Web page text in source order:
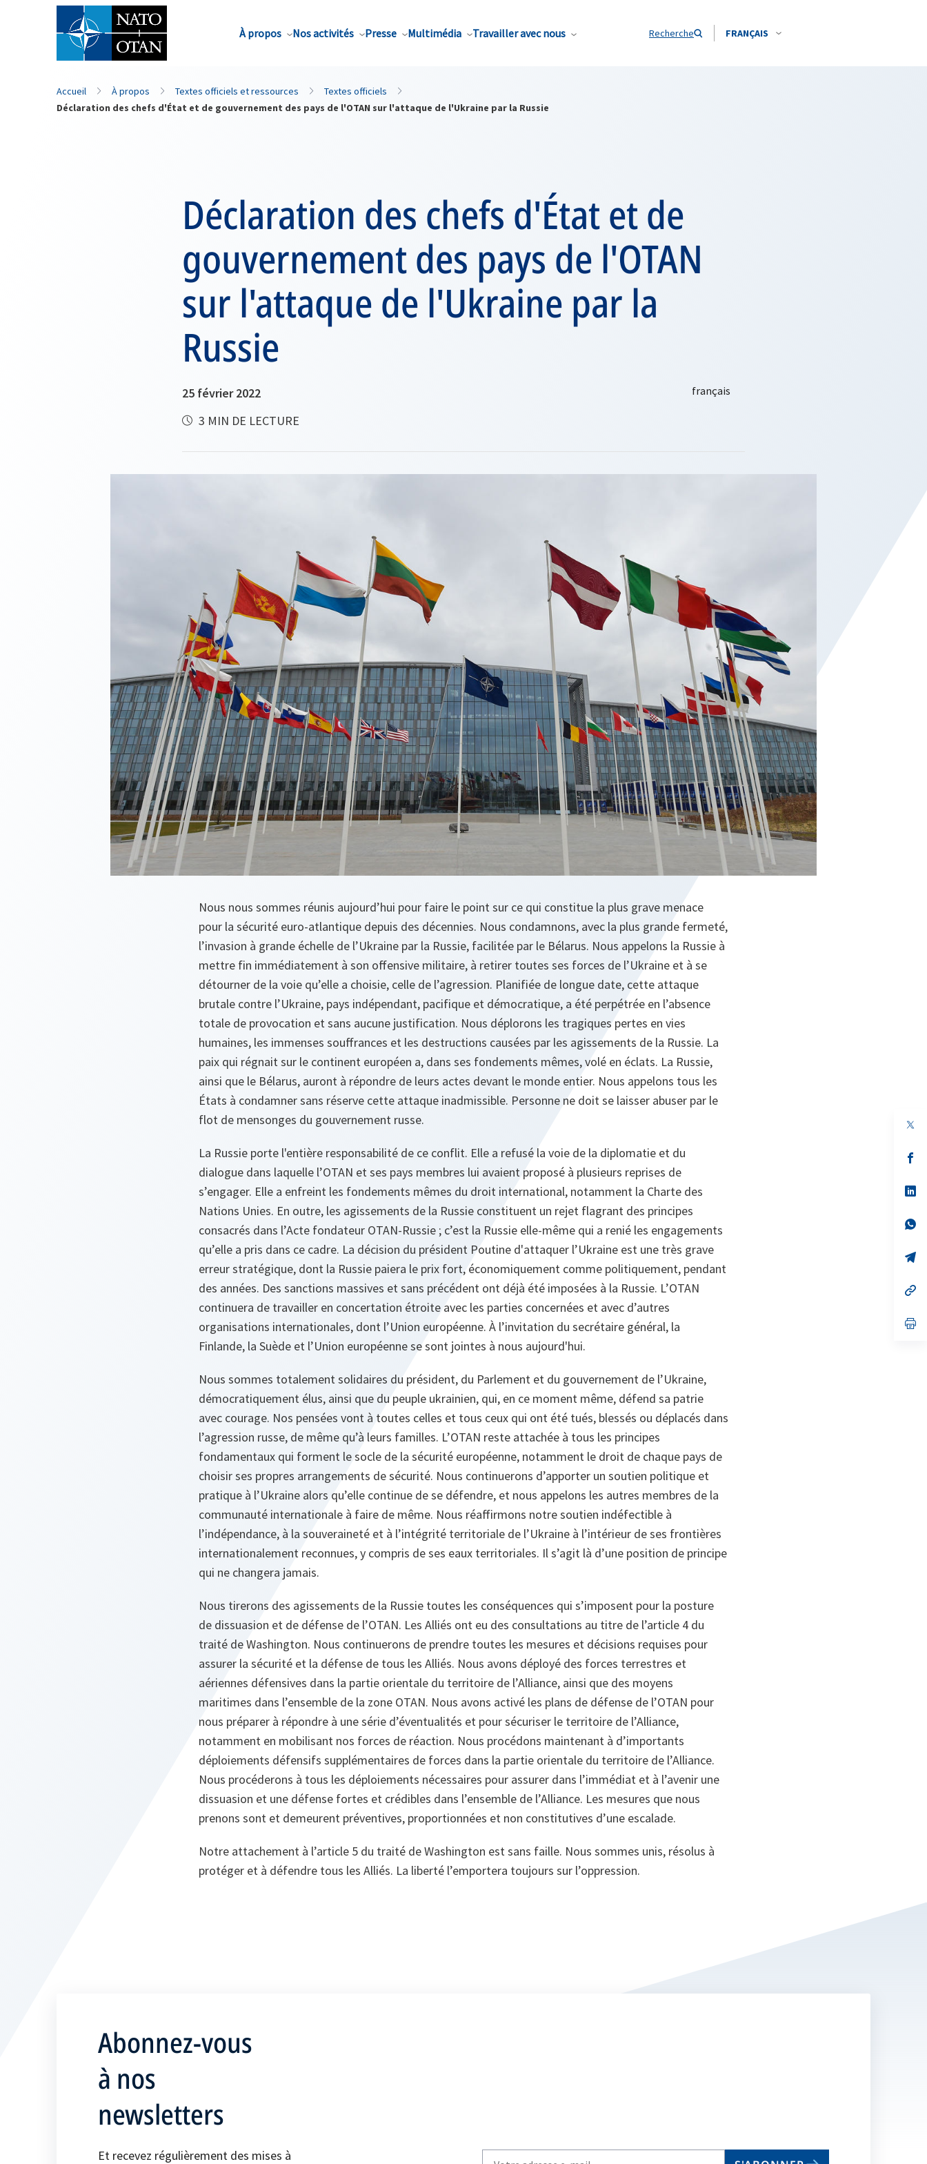
À propos Nos activités Presse Multimédia Travailler avec nous Recherche FRANÇAIS
Nom de famille*
Accueil À propos Textes officiels et ressources
Textes officiels
Déclaration des chefs d'État et de gouvernement des pays de l'OTAN sur l'attaque de l'Ukraine par la Russie
Déclaration des chefs d'État et de
gouvernement des pays de l'OTAN
sur l'attaque de l'Ukraine par la
Russie
25 février 2022
3 MIN DE LECTURE
Nous nous sommes réunis aujourd’hui pour faire le point sur ce qui constitue la plus grave menace
pour la sécurité euro-atlantique depuis des décennies. Nous condamnons, avec la plus grande fermeté,
l’invasion à grande échelle de l’Ukraine par la Russie, facilitée par le Bélarus. Nous appelons la Russie à
mettre fin immédiatement à son offensive militaire, à retirer toutes ses forces de l’Ukraine et à se
détourner de la voie qu’elle a choisie, celle de l’agression. Planifiée de longue date, cette attaque
brutale contre l’Ukraine, pays indépendant, pacifique et démocratique, a été perpétrée en l’absence
totale de provocation et sans aucune justification. Nous déplorons les tragiques pertes en vies
humaines, les immenses souffrances et les destructions causées par les agissements de la Russie. La
paix qui régnait sur le continent européen a, dans ses fondements mêmes, volé en éclats. La Russie,
ainsi que le Bélarus, auront à répondre de leurs actes devant le monde entier. Nous appelons tous les
États à condamner sans réserve cette attaque inadmissible. Personne ne doit se laisser abuser par le
flot de mensonges du gouvernement russe.
La Russie porte l'entière responsabilité de ce conflit. Elle a refusé la voie de la diplomatie et du
dialogue dans laquelle l’OTAN et ses pays membres lui avaient proposé à plusieurs reprises de
s’engager. Elle a enfreint les fondements mêmes du droit international, notamment la Charte des
Nations Unies. En outre, les agissements de la Russie constituent un rejet flagrant des principes
consacrés dans l’Acte fondateur OTAN-Russie ; c’est la Russie elle-même qui a renié les engagements
qu’elle a pris dans ce cadre. La décision du président Poutine d'attaquer l’Ukraine est une très grave
erreur stratégique, dont la Russie paiera le prix fort, économiquement comme politiquement, pendant
des années. Des sanctions massives et sans précédent ont déjà été imposées à la Russie. L’OTAN
continuera de travailler en concertation étroite avec les parties concernées et avec d’autres
organisations internationales, dont l’Union européenne. À l’invitation du secrétaire général, la
Finlande, la Suède et l’Union européenne se sont jointes à nous aujourd'hui.
Nous sommes totalement solidaires du président, du Parlement et du gouvernement de l’Ukraine,
démocratiquement élus, ainsi que du peuple ukrainien, qui, en ce moment même, défend sa patrie
avec courage. Nos pensées vont à toutes celles et tous ceux qui ont été tués, blessés ou déplacés dans
l’agression russe, de même qu’à leurs familles. L’OTAN reste attachée à tous les principes
fondamentaux qui forment le socle de la sécurité européenne, notamment le droit de chaque pays de
choisir ses propres arrangements de sécurité. Nous continuerons d’apporter un soutien politique et
pratique à l’Ukraine alors qu’elle continue de se défendre, et nous appelons les autres membres de la
communauté internationale à faire de même. Nous réaffirmons notre soutien indéfectible à
l’indépendance, à la souveraineté et à l’intégrité territoriale de l’Ukraine à l’intérieur de ses frontières
internationalement reconnues, y compris de ses eaux territoriales. Il s’agit là d’une position de principe
qui ne changera jamais.
Nous tirerons des agissements de la Russie toutes les conséquences qui s’imposent pour la posture
de dissuasion et de défense de l’OTAN. Les Alliés ont eu des consultations au titre de l’article 4 du
traité de Washington. Nous continuerons de prendre toutes les mesures et décisions requises pour
assurer la sécurité et la défense de tous les Alliés. Nous avons déployé des forces terrestres et
aériennes défensives dans la partie orientale du territoire de l’Alliance, ainsi que des moyens
maritimes dans l’ensemble de la zone OTAN. Nous avons activé les plans de défense de l’OTAN pour
nous préparer à répondre à une série d’éventualités et pour sécuriser le territoire de l’Alliance,
notamment en mobilisant nos forces de réaction. Nous procédons maintenant à d’importants
déploiements défensifs supplémentaires de forces dans la partie orientale du territoire de l’Alliance.
Nous procéderons à tous les déploiements nécessaires pour assurer dans l’immédiat et à l’avenir une
dissuasion et une défense fortes et crédibles dans l’ensemble de l’Alliance. Les mesures que nous
prenons sont et demeurent préventives, proportionnées et non constitutives d’une escalade.
Notre attachement à l’article 5 du traité de Washington est sans faille. Nous sommes unis, résolus à
protéger et à défendre tous les Alliés. La liberté l’emportera toujours sur l’oppression.
Abonnez-vous
à nos
newsletters
Et recevez régulièrement des mises à